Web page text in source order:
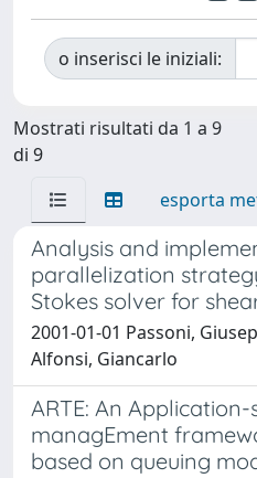
o inserisci le iniziali:
Mostrati risultati da 1 a 9
di 9
esporta
Analysis and
parallelization
Stokes solver for
2001-01-01 Passoni,
Alfonsi, Giancarlo
ARTE: An
managEment
based on queuing